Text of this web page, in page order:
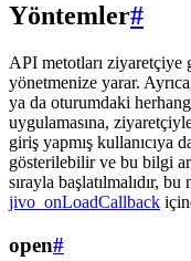
Yöntemler#
API metotları ziyaretçiye
yönetmenize yarar.
ya da oturumdaki
uygulamasına,
giriş yapmış kullanıcıya
gösterilebilir ve bu bilgi
sırayla başlatılmalıdır,
jivo_onLoadCallback
open#